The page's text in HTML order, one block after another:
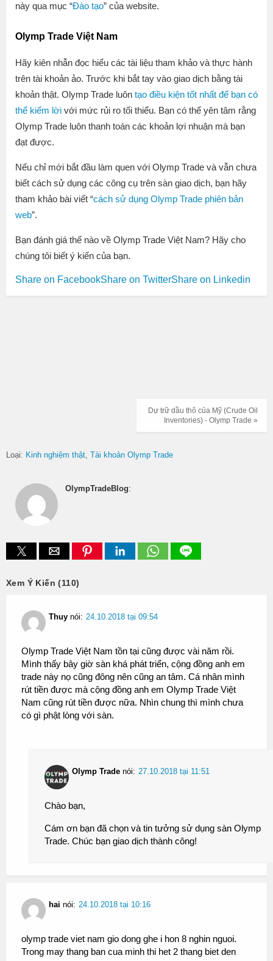
này qua mục “Đào tạo” của website.
Olymp Trade Việt Nam
Hãy kiên nhẫn đọc hiểu các tài liệu tham khảo và thực hành
trên tài khoản ảo. Trước khi bắt tay vào giao dịch bằng tài
khoản thật. Olymp Trade luôn tạo điều kiện tốt nhất để bạn có
thể kiếm lời với mức rủi ro tối thiểu. Bạn có thể yên tâm rằng
Olymp Trade luôn thanh toán các khoản lợi nhuận mà bạn
đạt được.
Nếu chỉ mới bắt đầu làm quen với Olymp Trade và vẫn chưa
biết cách sử dụng các công cụ trên sàn giao dịch, bạn hãy
tham khảo bài viết “cách sử dụng Olymp Trade phiên bản
web”.
Bạn đánh giá thế nào về Olymp Trade Việt Nam? Hãy cho
chúng tôi biết ý kiến của bạn.
Share on FacebookShare on TwitterShare on Linkedin
Dự trữ dầu thô của Mỹ (Crude Oil
Inventories) - Olymp Trade »
Loại: Kinh nghiệm thật Tài khoản Olymp Trade
OlympTradeBlog:
Xem Ý Kiến (110)
Thuy nói: 24.10.2018 tại 09:54
Olymp Trade Việt Nam tồn tại cũng được vài năm rồi.
Mình thấy bây giờ sàn khá phát triển, cộng đồng anh em
trade này nọ cũng đông nên cũng an tâm. Cá nhân mình
rút tiền được mà cộng đồng anh em Olymp Trade Việt
Nam cũng rút tiền được nữa. Nhìn chung thì mình chưa
có gì phật lòng với sàn.
Olymp Trade nói: 27.10.2018 tại 11:51
Chào bạn,
Cám ơn bạn đã chọn và tin tưởng sử dụng sàn Olymp
Trade. Chúc bạn giao dịch thành công!
hai nói: 24.10.2018 tại 10:16
olymp trade viet nam gio dong ghe i hon 8 nghin nguoi.
Trong may thang ban cua minh thi het 2 thang biet den